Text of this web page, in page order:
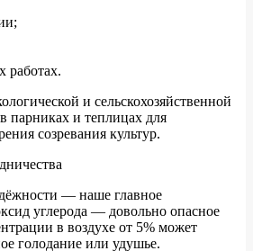
работах.
и сельскохозяйственной
парниках и теплицах для
созревания культур.
— наше главное
углерода — довольно опасное
в воздухе от 5% может
голодание или удушье.